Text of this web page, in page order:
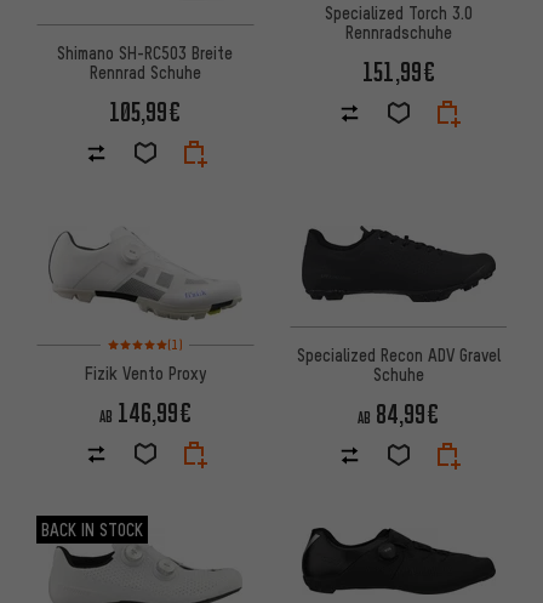
Shimano SH-RC503 Breite
Rennrad Schuhe
105,99€
Specialized Torch 3.0
Rennradschuhe
151,99€
Bewertungen: 5 von 5 basierend auf 1 Bewertungen
(1)
Fizik Vento Proxy
AB 146,99€
Specialized Recon ADV Gravel
Schuhe
AB 84,99€
BACK IN STOCK